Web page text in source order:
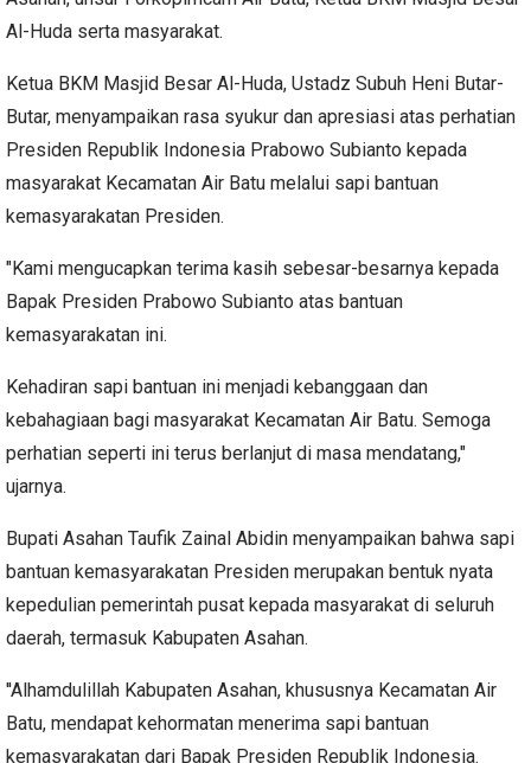
Al-Huda serta masyarakat.
Ketua BKM Masjid Besar Al-Huda, Ustadz Subuh Heni Butar-
Butar, menyampaikan rasa syukur dan apresiasi atas perhatian
Presiden Republik Indonesia Prabowo Subianto kepada
masyarakat Kecamatan Air Batu melalui sapi bantuan
kemasyarakatan Presiden.
"Kami mengucapkan terima kasih sebesar-besarnya kepada
Bapak Presiden Prabowo Subianto atas bantuan
kemasyarakatan ini.
Kehadiran sapi bantuan ini menjadi kebanggaan dan
kebahagiaan bagi masyarakat Kecamatan Air Batu. Semoga
perhatian seperti ini terus berlanjut di masa mendatang,"
ujarnya.
Bupati Asahan Taufik Zainal Abidin menyampaikan bahwa sapi
bantuan kemasyarakatan Presiden merupakan bentuk nyata
kepedulian pemerintah pusat kepada masyarakat di seluruh
daerah, termasuk Kabupaten Asahan.
''Alhamdulillah Kabupaten Asahan, khususnya Kecamatan Air
Batu, mendapat kehormatan menerima sapi bantuan
kemasyarakatan dari Bapak Presiden Republik Indonesia.